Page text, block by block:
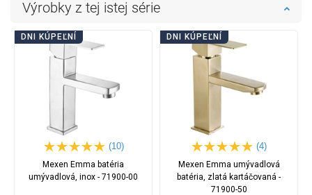
Výrobky z tej istej série
DNI KÚPEĽNÍ
(10)
Mexen Emma batéria
umývadlová, inox - 71900-00
DNI KÚPEĽNÍ
(4)
Mexen Emma umývadlová
batéria, zlatá kartáčovaná -
71900-50